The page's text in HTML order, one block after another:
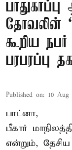
தோவலின்
கூறிய
பரபரப்பு
Published on: 10 Aug
பாட்னா,
பீகார்
என்றும்,